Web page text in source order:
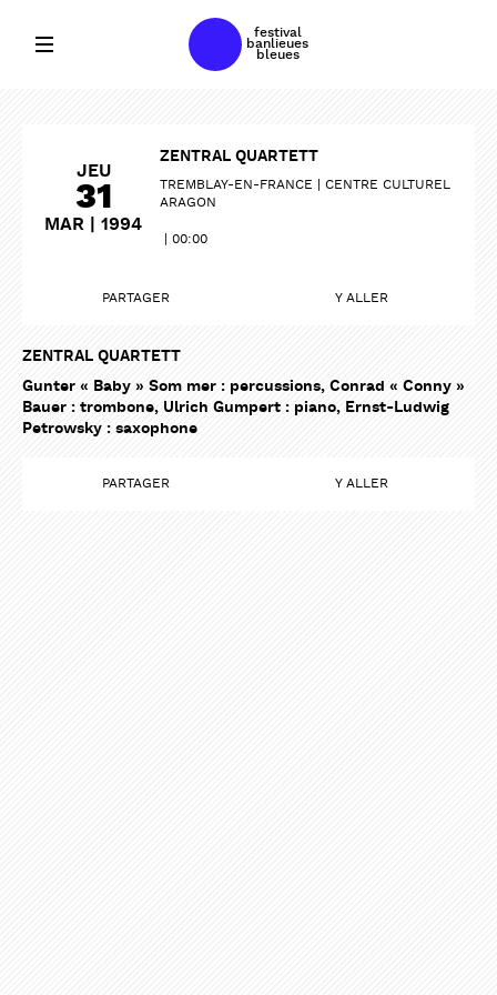
festival
banlieues
bleues
JEU
31
MAR | 1994
ZENTRAL QUARTETT
TREMBLAY-EN-FRANCE
CENTRE CULTUREL
ARAGON
00:00
PARTAGER Y ALLER
ZENTRAL QUARTETT
Gunter « Baby » Som mer : percussions, Conrad « Conny »
Bauer : trombone, Ulrich Gumpert : piano, Ernst-Ludwig
Petrowsky : saxophone
PARTAGER Y ALLER
PARTAGER
PARTAGER